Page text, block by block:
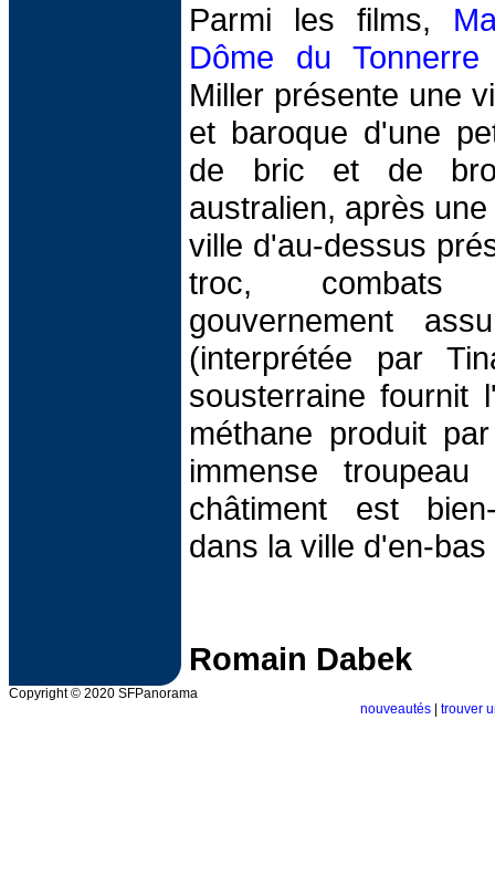
Parmi les films,
Dôme du Tonnerre
Miller présente une
et baroque d'une
de bric et de
australien, après
ville d'au-dessus
troc, combats
gouvernement
(interprétée par
sousterraine fournit
méthane produit
immense
châtiment est
dans la ville d'en-
Romain Dabek
Copyright © 2020 SFPanorama
nouveautés
trouver